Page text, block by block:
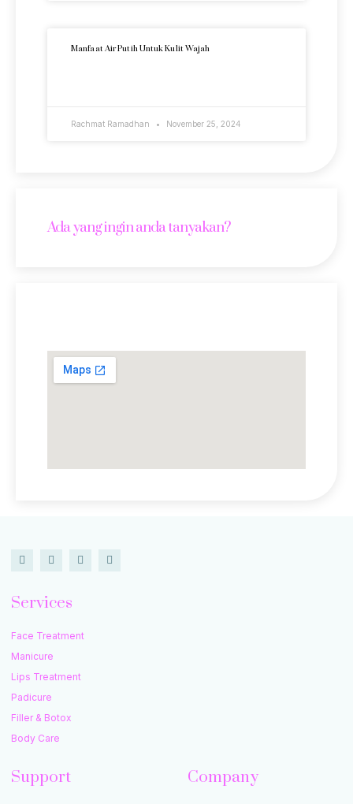
Manfaat Air Putih Untuk Kulit Wajah
Rachmat Ramadhan November 25, 2024
Ada yang ingin anda tanyakan?
Services
Face Treatment
Manicure
Lips Treatment
Padicure
Filler & Botox
Body Care
Support Company